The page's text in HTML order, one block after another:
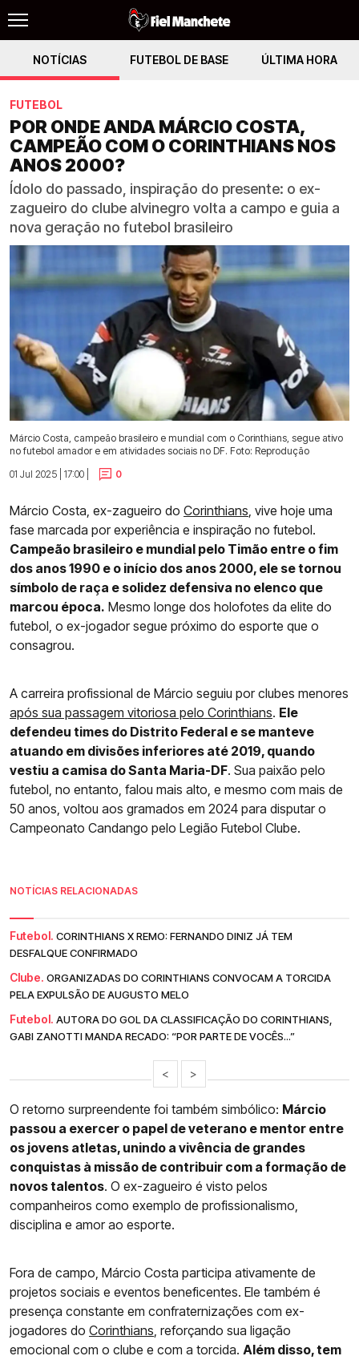
NOTÍCIAS FUTEBOL DE BASE ÚLTIMA HORA
FUTEBOL
POR ONDE ANDA MÁRCIO COSTA,
CAMPEÃO COM O CORINTHIANS NOS
ANOS 2000?
Ídolo do passado, inspiração do presente: o ex-
zagueiro do clube alvinegro volta a campo e guia a
nova geração no futebol brasileiro
Márcio Costa, campeão brasileiro e mundial com o Corinthians, segue ativo
no futebol amador e em atividades sociais no DF. Foto: Reprodução
01 Jul 2025 | 17:00 |
0
Márcio Costa, ex-zagueiro do Corinthians, vive hoje uma
fase marcada por experiência e inspiração no futebol.
Campeão brasileiro e mundial pelo Timão entre o fim
dos anos 1990 e o início dos anos 2000, ele se tornou
símbolo de raça e solidez defensiva no elenco que
marcou época. Mesmo longe dos holofotes da elite do
futebol, o ex-jogador segue próximo do esporte que o
consagrou.
A carreira profissional de Márcio seguiu por clubes menores
após sua passagem vitoriosa pelo Corinthians. Ele
defendeu times do Distrito Federal e se manteve
atuando em divisões inferiores até 2019, quando
vestiu a camisa do Santa Maria-DF. Sua paixão pelo
futebol, no entanto, falou mais alto, e mesmo com mais de
50 anos, voltou aos gramados em 2024 para disputar o
Campeonato Candango pelo Legião Futebol Clube.
NOTÍCIAS RELACIONADAS
Futebol. CORINTHIANS X REMO: FERNANDO DINIZ JÁ TEM
DESFALQUE CONFIRMADO
Clube. ORGANIZADAS DO CORINTHIANS CONVOCAM A TORCIDA
PELA EXPULSÃO DE AUGUSTO MELO
Futebol. AUTORA DO GOL DA CLASSIFICAÇÃO DO CORINTHIANS,
GABI ZANOTTI MANDA RECADO: “POR PARTE DE VOCÊS...”
< >
O retorno surpreendente foi também simbólico: Márcio
passou a exercer o papel de veterano e mentor entre
os jovens atletas, unindo a vivência de grandes
conquistas à missão de contribuir com a formação de
novos talentos. O ex-zagueiro é visto pelos
companheiros como exemplo de profissionalismo,
disciplina e amor ao esporte.
Fora de campo, Márcio Costa participa ativamente de
projetos sociais e eventos beneficentes. Ele também é
presença constante em confraternizações com ex-
jogadores do Corinthians, reforçando sua ligação
emocional com o clube e com a torcida. Além disso, tem